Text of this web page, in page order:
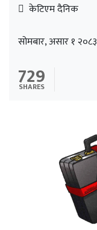
केटिएम दैनिक
सोमबार, असार १ २०८३
729
SHARES